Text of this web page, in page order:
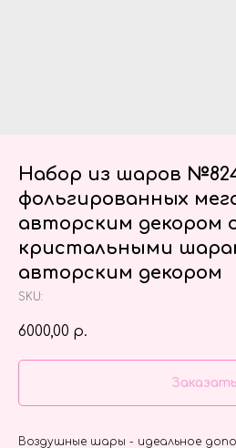
Набор из шаров
фольгированных
авторским декором
кристальными
авторским декором
SKU:
6000,00 р.
Заказать
Воздушные шары - идеальное